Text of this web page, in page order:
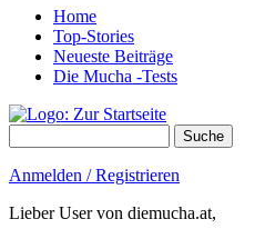
Home
Top-Stories
Neueste Beiträge
Die Mucha -Tests
Anmelden / Registrieren
Lieber User von diemucha.at,